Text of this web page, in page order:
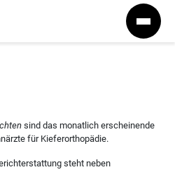
sind das monatlich erscheinende
für Kieferorthopädie.
steht neben